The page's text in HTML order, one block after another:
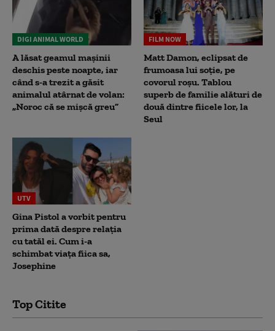
DIGI ANIMAL WORLD
A lăsat geamul mașinii
deschis peste noapte, iar
când s-a trezit a găsit
animalul atârnat de volan:
„Noroc că se mișcă greu”
FILM NOW
Matt Damon, eclipsat de
frumoasa lui soție, pe
covorul roșu. Tablou
superb de familie alături de
două dintre fiicele lor, la
Seul
UTV
Gina Pistol a vorbit pentru
prima dată despre relația
cu tatăl ei. Cum i-a
schimbat viața fiica sa,
Josephine
Top Citite